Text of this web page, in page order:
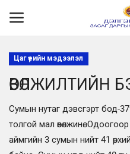
Нүүр
Танилцуулга
МЭДЭЭЛЭЛ
Цаг үеийн мэдээлэл
ӨВӨЛЖИЛТИЙН
Сумын нутаг дэвсгэрт бод-
толгой мал өвөлжинө.
аймгийн 3 сумын нийт 41